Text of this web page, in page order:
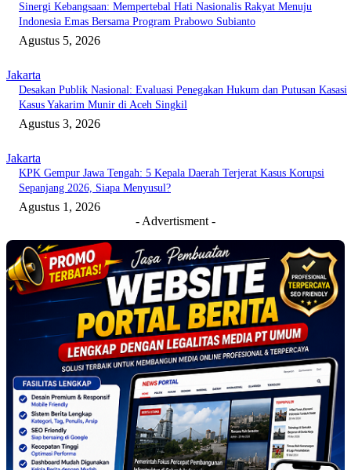
Sinergi Kebangsaan: Mempertebal Hati Nasionalis Rakyat Menuju
Indonesia Emas Bersama Program Prabowo Subianto
Agustus 5, 2026
Jakarta
Desakan Publik Nasional: Evaluasi Penegakan Hukum dan Putusan Kasasi
Kasus Yakarim Munir di Aceh Singkil
Agustus 3, 2026
Jakarta
KPK Gempur Jawa Tengah: 5 Kepala Daerah Terjerat Kasus Korupsi
Sepanjang 2026, Siapa Menyusul?
Agustus 1, 2026
- Advertisment -